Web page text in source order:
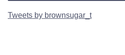
Tweets by brownsugar_t